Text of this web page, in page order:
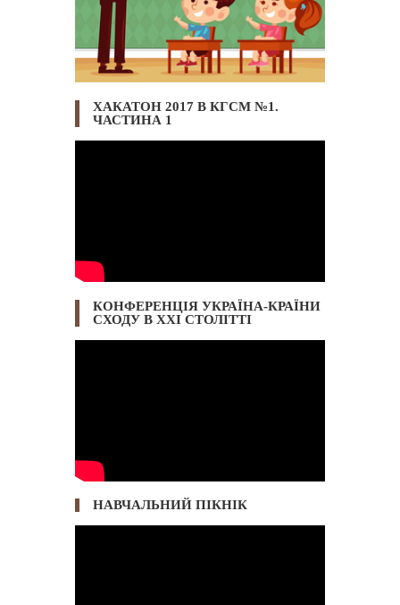
ХАКАТОН 2017 В КГСМ №1.
ЧАСТИНА 1
КОНФЕРЕНЦІЯ УКРАЇНА-КРАЇНИ
СХОДУ В ХХІ СТОЛІТТІ
НАВЧАЛЬНИЙ ПІКНІК